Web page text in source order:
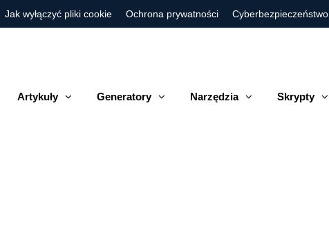
Jak wyłączyć pliki cookie Ochrona prywatności Cyberbezpieczeństwo
Artykuły Generatory Narzędzia Skrypty